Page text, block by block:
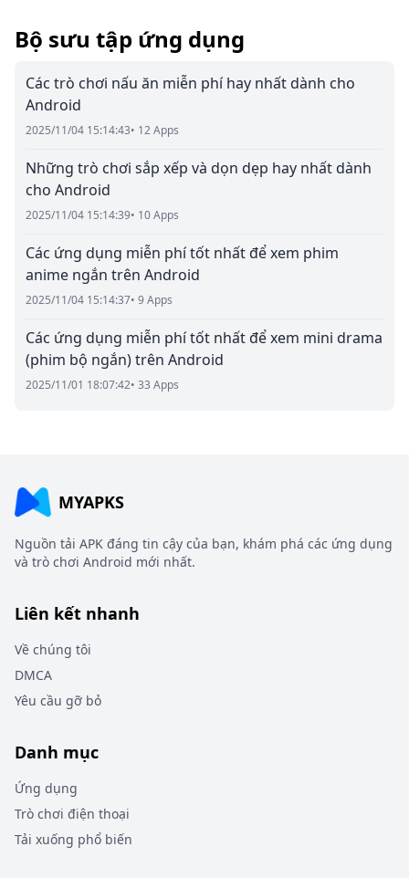
Bộ sưu tập ứng dụng
Các trò chơi nấu ăn miễn phí hay nhất dành cho
Android
2025/11/04 15:14:43• 12 Apps
Những trò chơi sắp xếp và dọn dẹp hay nhất dành
cho Android
2025/11/04 15:14:39• 10 Apps
Các ứng dụng miễn phí tốt nhất để xem phim
anime ngắn trên Android
2025/11/04 15:14:37• 9 Apps
Các ứng dụng miễn phí tốt nhất để xem mini drama
(phim bộ ngắn) trên Android
2025/11/01 18:07:42• 33 Apps
MYAPKS
Nguồn tải APK đáng tin cậy của bạn, khám phá các ứng dụng
và trò chơi Android mới nhất.
Liên kết nhanh
Về chúng tôi
DMCA
Yêu cầu gỡ bỏ
Danh mục
Ứng dụng
Trò chơi điện thoại
Tải xuống phổ biến